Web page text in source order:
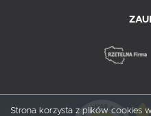
Strona korzysta z plików cookies